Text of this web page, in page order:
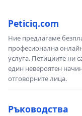
Peticiq.com
Ние предлагаме
професионална
услуга. Петициите ни
един невероятен
отговорните лица.
Ръководства